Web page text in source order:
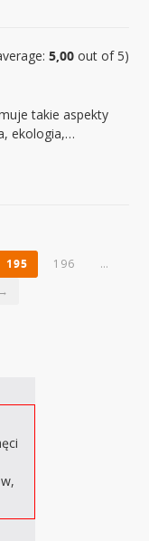
5,00out of 5)
takie aspekty
ekologia,…
195 196
…